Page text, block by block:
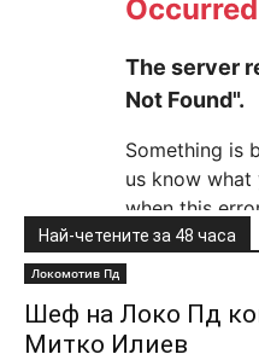
Най-четените за 48 часа
Локомотив Пд
Шеф на Локо Пд
Митко Илиев